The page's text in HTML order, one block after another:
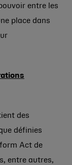
entre les
place dans
des
définies
Act de
entre autres,